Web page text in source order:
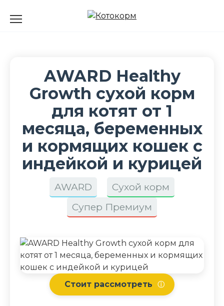
AWARD Healthy
Growth сухой корм
для котят от 1
месяца, беременных
и кормящих кошек с
индейкой и курицей
AWARD
Сухой корм
Супер Премиум
Стоит рассмотреть ⓘ